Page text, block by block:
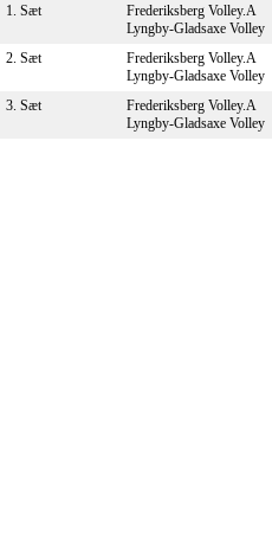
1. Sæt
Frederiksberg Volley.A
Lyngby-Gladsaxe Volley
2. Sæt
Frederiksberg Volley.A
Lyngby-Gladsaxe Volley
3. Sæt
Frederiksberg Volley.A
Lyngby-Gladsaxe Volley